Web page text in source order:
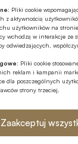
Pliki cookie
z aktywnością
użytkowników na
wchodzą w interakcje ze
odwiedzających,
Pliki cookie
reklam i kampanii
dla poszczególnych
strony trzeciej.
Zaakceptuj